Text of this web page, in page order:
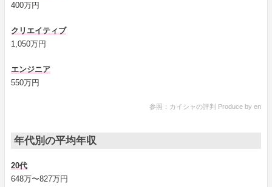
400万円
クリエイティブ
1,050万円
エンジニア
550万円
参照：カイシャの評判 Produce by en
年代別の平均年収
20代
648万〜827万円